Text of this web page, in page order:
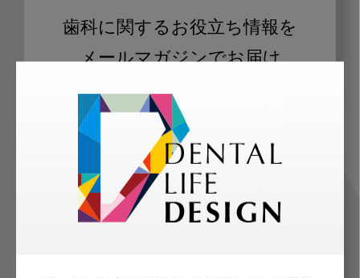
歯科に関するお役立ち情報を
メールマガジンでお届け
ご登録いただいた職種（歯科医師、歯
科衛生士、歯科技工士）に合わせた内
容のメールマガジンをお届けします。